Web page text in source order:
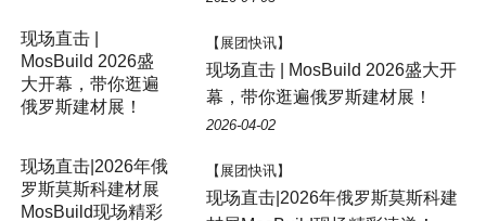
【展团快讯】
现场直击 | MosBuild 2026盛大开
幕，带你逛遍俄罗斯建材展！
2026-04-02
【展团快讯】
现场直击|2026年俄罗斯莫斯科建